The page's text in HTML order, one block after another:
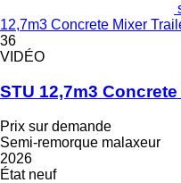
12,7m3 Concrete Mixer
36
VIDÉO
STU 12,7m3
Prix sur demande
Semi-remorque malaxeur
2026
État neuf